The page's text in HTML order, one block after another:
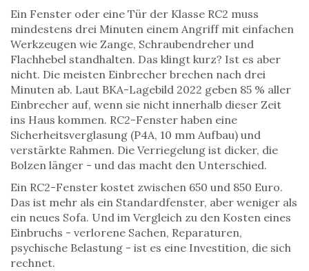
Ein Fenster oder eine Tür der Klasse RC2 muss
mindestens drei Minuten einem Angriff mit einfachen
Werkzeugen wie Zange, Schraubendreher und
Flachhebel standhalten. Das klingt kurz? Ist es aber
nicht. Die meisten Einbrecher brechen nach drei
Minuten ab. Laut BKA-Lagebild 2022 geben 85 % aller
Einbrecher auf, wenn sie nicht innerhalb dieser Zeit
ins Haus kommen. RC2-Fenster haben eine
Sicherheitsverglasung (P4A, 10 mm Aufbau) und
verstärkte Rahmen. Die Verriegelung ist dicker, die
Bolzen länger - und das macht den Unterschied.
Ein RC2-Fenster kostet zwischen 650 und 850 Euro.
Das ist mehr als ein Standardfenster, aber weniger als
ein neues Sofa. Und im Vergleich zu den Kosten eines
Einbruchs - verlorene Sachen, Reparaturen,
psychische Belastung - ist es eine Investition, die sich
rechnet.